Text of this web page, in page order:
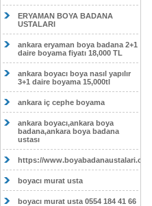
ERYAMAN BOYA BADANA
USTALARI
ankara eryaman boya badana 2+1
daire boyama fiyatı 18,000 TL
ankara boyacı boya nasıl yapılır
3+1 daire boyama 15,000tl
ankara iç cephe boyama
ankara boyacı,ankara boya
badana,ankara boya badana
ustası
https://www.boyabadanaustalari.com/
boyacı murat usta
boyacı murat usta 0554 184 41 66